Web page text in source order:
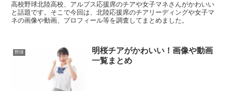
高校野球北陸高校、アルプス応援席のチアや女子マネさんがかわいい
と話題です。そこで今回は、北陸応援席のチアリーディングや女子マ
ネの画像や動画、プロフィール等を調査してまとめました。
野球
明桜チアがかわいい！画像や動画
一覧まとめ